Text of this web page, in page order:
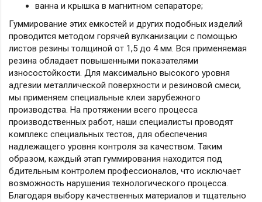
ванна и крышка в магнитном сепараторе;
Гуммирование этих емкостей и других подобных изделий
проводится методом горячей вулканизации с помощью
листов резины толщиной от 1,5 до 4 мм. Вся применяемая
резина обладает повышенными показателями
износостойкости. Для максимально высокого уровня
адгезии металлической поверхности и резиновой смеси,
мы применяем специальные клеи зарубежного
производства. На протяжении всего процесса
производственных работ, наши специалисты проводят
комплекс специальных тестов, для обеспечения
надлежащего уровня контроля за качеством. Таким
образом, каждый этап гуммирования находится под
бдительным контролем профессионалов, что исключает
возможность нарушения технологического процесса.
Благодаря выбору качественных материалов и тщательно